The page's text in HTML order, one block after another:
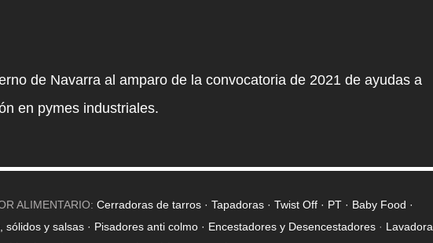
de Navarra al amparo de la convocatoria de 2021 de ayudas a
en pymes industriales.
ALIMENTARIO: Cerradoras de tarros · Tapadoras · Twist Off · PT · Baby Food ·
y salsas · Pisadores anti colmo · Encestadores y Desencestadores · Lavadora